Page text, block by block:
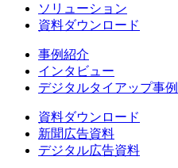
ソリューション
資料ダウンロード
事例紹介
インタビュー
デジタルタイアップ事例
資料ダウンロード
新聞広告資料
デジタル広告資料